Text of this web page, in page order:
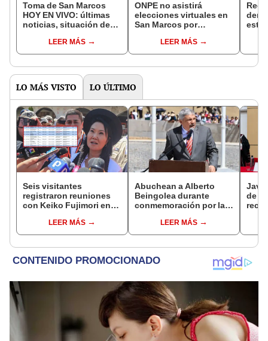
Toma de San Marcos
HOY EN VIVO: últimas
noticias, situación de
rechazo a la reelección
de la rectora Jerí Ramón
LEER MÁS
ONPE no asistirá
elecciones virtuales en
San Marcos por
2026: "Lamentamos que
no podrá brindarse el
LEER MÁS
LO MÁS VISTO LO ÚLTIMO
Seis visitantes
registraron reuniones
con Keiko Fujimori en
presidenta se
encontraba en Junín
LEER MÁS
Abuchean a Alberto
Beingolea durante
conmemoración por la
LEER MÁS
de